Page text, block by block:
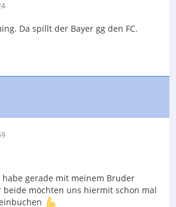
Da spillt der Bayer gg den FC.
gerade mit meinem Bruder
möchten uns hiermit schon mal